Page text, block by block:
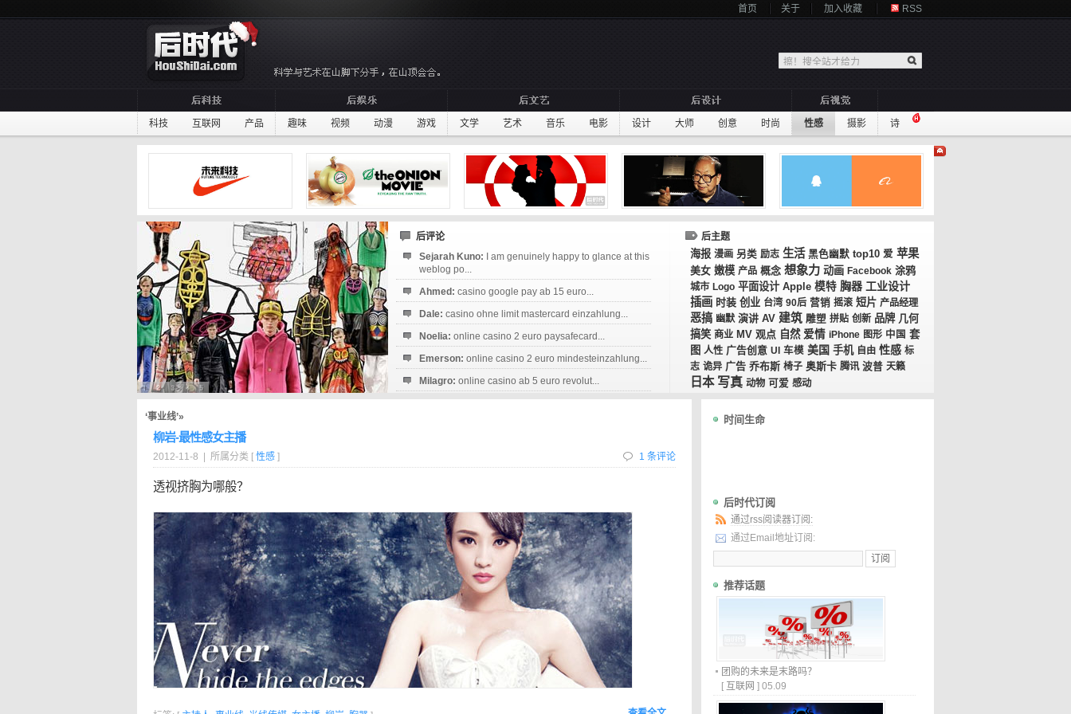
首页 关于 加入收藏 RSS
科技 互联网 产品 趣味 视频 动漫 游戏 文学 艺术 音乐 电影 设计 大师 创意 时尚 性感 摄影 诗
后评论
Sejarah Kuno:
I am genuinely happy to glance at this
weblog po...
Ahmed: casino google pay ab 15 euro...
Dale: casino ohne limit mastercard einzahlung...
Noelia: online casino 2 euro paysafecard...
Emerson: online casino 2 euro mindesteinzahlung...
Milagro: online casino ab 5 euro revolut...
后主题
海报 漫画 另类 励志 生活 黑色幽默 top10 爱 苹果
美女 嫩模 产品 概念 想象力 动画 Facebook 涂鸦
城市 Logo 平面设计 Apple 模特 胸器 工业设计
插画 时装 创业 台湾 90后 营销 摇滚 短片 产品经理
恶搞 幽默 演讲 AV 建筑 雕塑 拼贴 创新 品牌 几何
搞笑 商业 MV 观点 自然 爱情 iPhone 图形 中国 套
图 人性 广告创意 UI 车模 美国 手机 自由 性感 标
志 诡异 广告 乔布斯 椅子 奥斯卡 腾讯 波普 天籁
日本 写真 动物 可爱 感动
‘事业线’»
柳岩-最性感女主播
2012-11-8 | 所属分类 [ 性感 ] 1 条评论
透视挤胸为哪般？
时间生命
后时代订阅
通过rss阅读器订阅:
通过Email地址订阅:
推荐话题
团购的未来是末路吗？
[ 互联网 ] 05.09